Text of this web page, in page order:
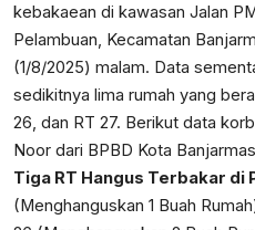
kebakaean di kawasan Jalan
Pelambuan, Kecamatan
(1/8/2025) malam. Data
sedikitnya lima rumah yang
26, dan RT 27. Berikut data
Noor dari BPBD Kota
Tiga RT Hangus Terbakar di
(Menghanguskan 1 Buah